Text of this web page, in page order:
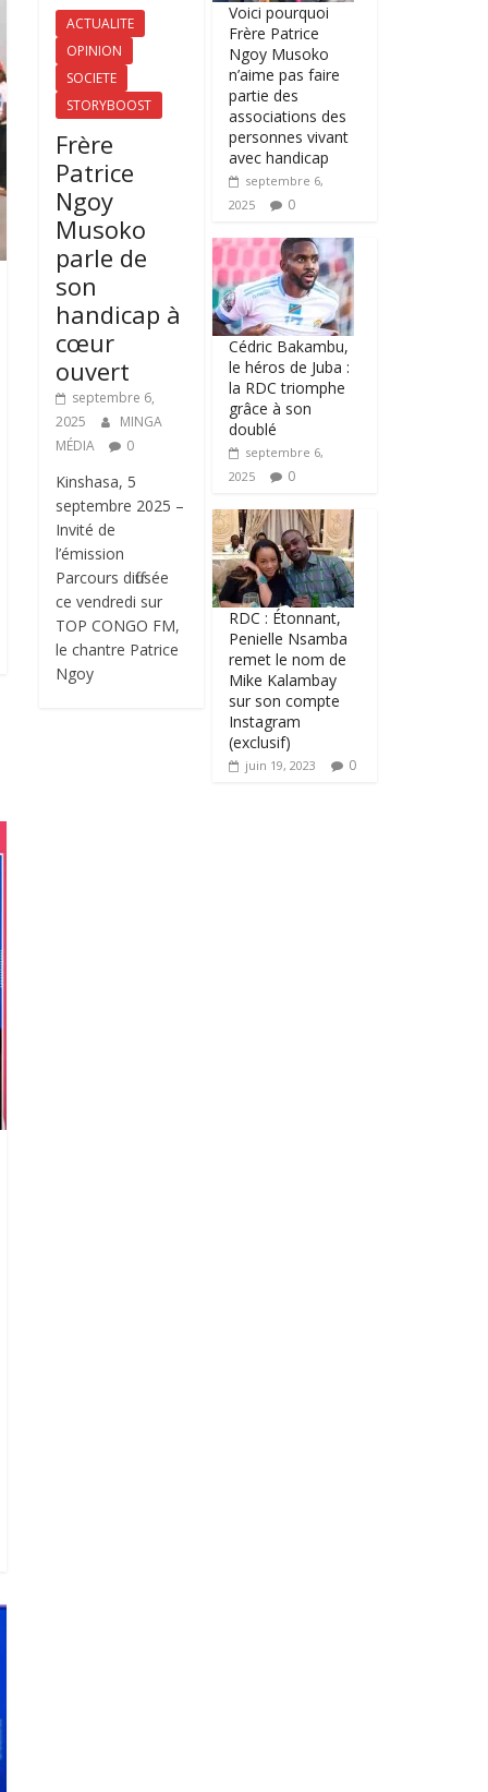
ACTUALITE
OPINION
SOCIETE
STORYBOOST
Frère
Patrice
Ngoy
Musoko
parle de
son
handicap à
cœur
ouvert
septembre 6,
2025
MINGA
MÉDIA
0
Kinshasa, 5
septembre 2025 –
Invité de
l’émission
Parcours diffusée
ce vendredi sur
TOP CONGO FM,
le chantre Patrice
Ngoy
Voici pourquoi
Frère Patrice
Ngoy Musoko
n’aime pas faire
partie des
associations des
personnes vivant
avec handicap
septembre 6,
2025
0
Cédric Bakambu,
le héros de Juba :
la RDC triomphe
grâce à son
doublé
septembre 6,
2025
0
RDC : Étonnant,
Penielle Nsamba
remet le nom de
Mike Kalambay
sur son compte
Instagram
(exclusif)
juin 19, 2023 0